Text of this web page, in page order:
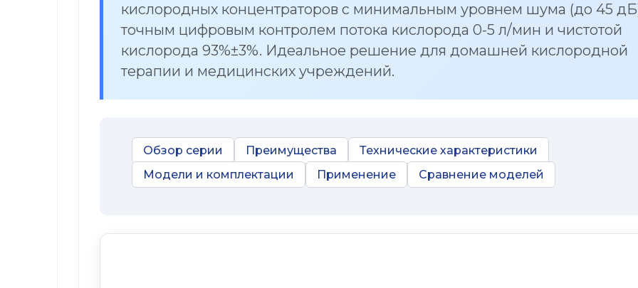
кислородных концентраторов с минимальным уровнем шума (до 45
точным цифровым контролем потока кислорода 0-5 л/мин и чистотой
кислорода 93%±3%. Идеальное решение для домашней кислородной
терапии и медицинских учреждений.
Обзор серии Преимущества
Технические характеристики
Модели и комплектации
Применение Сравнение моделей